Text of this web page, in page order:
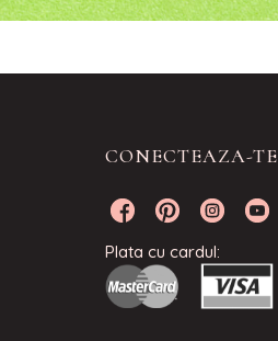
CONECTEAZA-TE
Plata cu cardul: